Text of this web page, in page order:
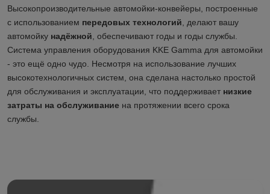
Высокопроизводительные автомойки-конвейеры, построенные
с использованием передовых технологий , делают вашу
автомойку надёжной , обеспечивают годы и годы службы.
Система управления оборудования KKE Gamma для автомойки
- это ещё одно чудо. Несмотря на использование лучших
высокотехнологичных систем, она сделана настолько простой
для обслуживания и эксплуатации, что поддерживает низкие
затраты на обслуживание на протяжении всего срока
службы.